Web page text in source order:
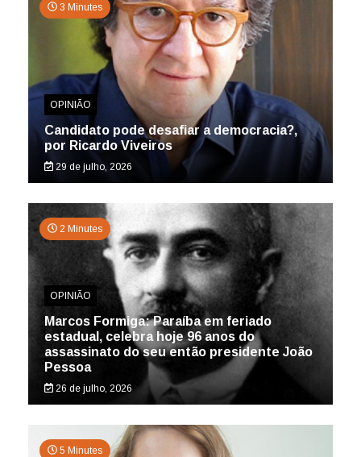
3 Minutes
OPINIÃO
Candidato pode desafiar a democracia?,
por Ricardo Viveiros
29 de julho, 2026
2 Minutes
OPINIÃO
Marcos Formiga: Paraíba em feriado
estadual, celebra hoje 96 anos do
assassinato do seu então presidente João
Pessoa
26 de julho, 2026
5 Minutes